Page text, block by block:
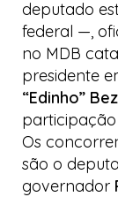
deputado
federal —,
no MDB
presidente
“Edinho”
Os
são o
governador